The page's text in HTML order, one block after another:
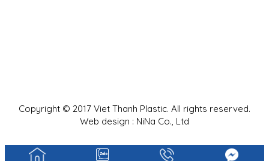
Copyright © 2017 Viet Thanh Plastic. All rights reserved.
Web design : NiNa Co., Ltd